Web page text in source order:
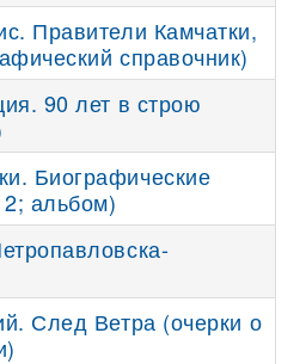
Правители Камчатки,
справочник)
90 лет в строю
Биографические
альбом)
След Ветра (очерки о